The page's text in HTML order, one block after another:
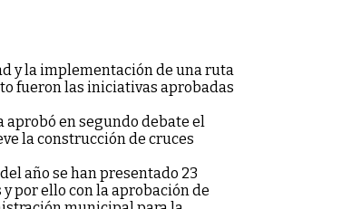
dylaimplementaciónde unaruta
to fueronlas iniciativas aprobadas
aprobó en segundo debate el
la construcción de cruces
año se han presentado 23
por ello con la aprobación de